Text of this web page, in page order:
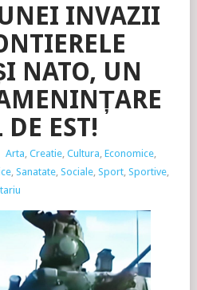
INVAZII
NATO, UN
EST!
Arta, Creatie, Cultura, Economice,
, Sanatate, Sociale, Sport, Sportive,